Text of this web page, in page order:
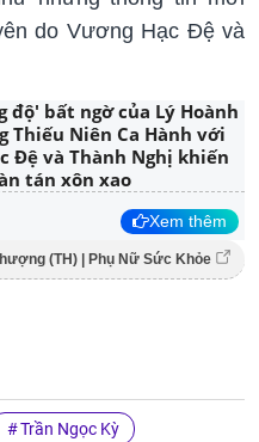
do Vương Hạc Đệ và
độ' bất ngờ của Lý Hoành
Thiếu Niên Ca Hành với
Đệ và Thành Nghị khiến
tán xôn xao
Xem thêm
(TH) | Phụ Nữ Sức Khỏe
Trần Ngọc Kỳ